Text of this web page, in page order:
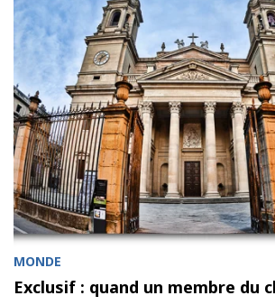
MONDE
Exclusif : quand un membre du